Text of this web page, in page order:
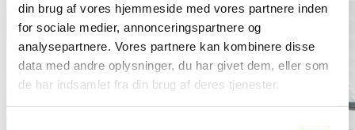
din brug af vores hjemmeside med vores partnere inden
for sociale medier, annonceringspartnere og
analysepartnere. Vores partnere kan kombinere disse
data med andre oplysninger, du har givet dem, eller som
de har indsamlet fra din brug af deres tjenester.